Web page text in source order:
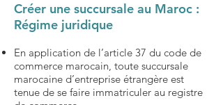
Créer une succursale au Maroc :
Régime juridique
En application de l’article 37 du code de
commerce marocain, toute succursale
marocaine d’entreprise étrangère est
tenue de se faire immatriculer au registre